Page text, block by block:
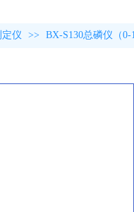
仪 >> BX-S130总磷仪（